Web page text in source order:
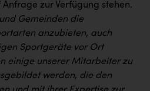
zur Verfügung stehen.
Gemeinden die
anzubieten, auch
Sportgeräte vor Ort
einige unserer Mitarbeiter zu
werden, die den